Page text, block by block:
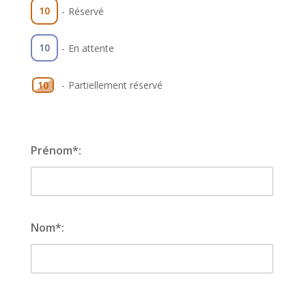
10 - Réservé
10 - En attente
10 - Partiellement réservé
Prénom*:
Nom*: